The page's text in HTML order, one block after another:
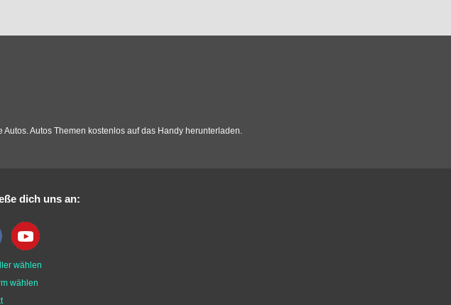
Autos Themen kostenlos auf das Handy herunterladen.
dich uns an:
wählen
wählen